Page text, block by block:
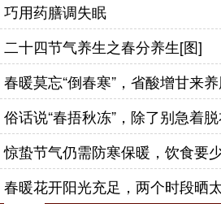
巧用药膳调失眠
二十四节气养生之春分养生[图]
春暖莫忘“倒春寒”，省酸增甘来
惊蛰节气仍需防寒保暖，饮食要
春暖花开阳光充足，两个时段晒